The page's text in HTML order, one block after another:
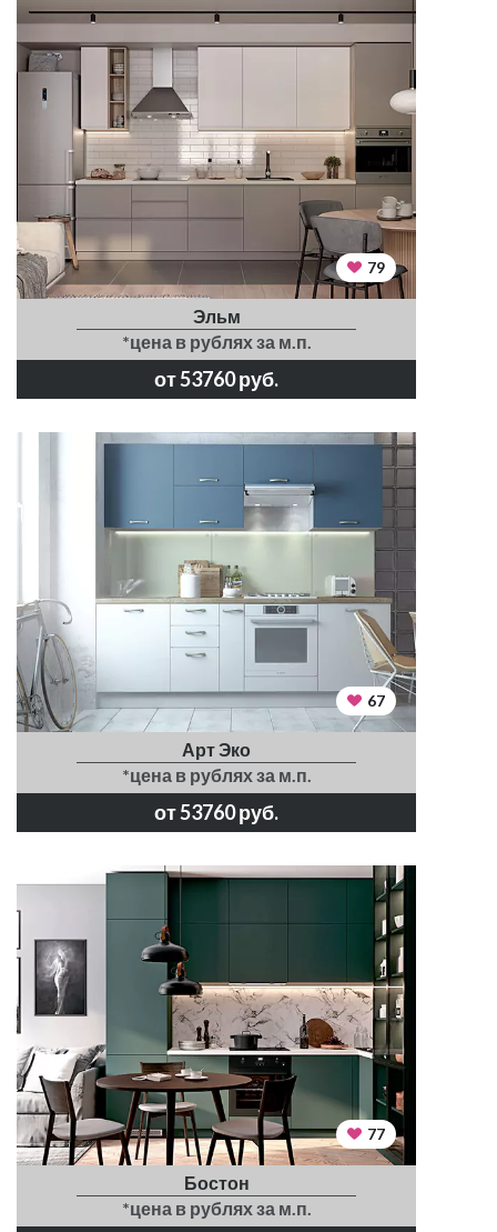
79
Эльм
*цена в рублях за м.п.
от 53760 руб.
67
Арт Эко
*цена в рублях за м.п.
от 53760 руб.
77
Бостон
*цена в рублях за м.п.